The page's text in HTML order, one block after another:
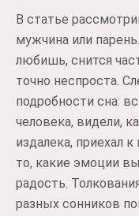
В статье
мужчина или
любишь, снится
точно неспроста.
подробности сна:
человека, видели,
издалека, приехал
то, какие эмоции
радость.
разных сонников